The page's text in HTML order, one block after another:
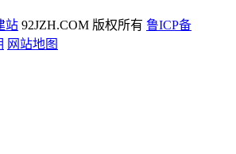
站 92JZH.COM 版权所有 鲁ICP备
网站地图